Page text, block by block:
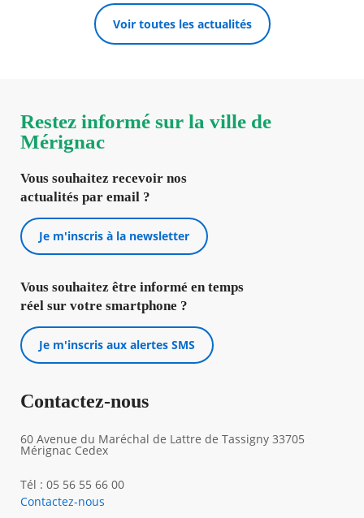
Voir toutes les actualités
Restez informé sur la ville de
Mérignac
Vous souhaitez recevoir nos
actualités par email ?
Je m'inscris à la newsletter
Vous souhaitez être informé en temps
réel sur votre smartphone ?
Je m'inscris aux alertes SMS
Contactez-nous
60 Avenue du Maréchal de Lattre de Tassigny 33705
Mérignac Cedex
Tél : 05 56 55 66 00
Contactez-nous